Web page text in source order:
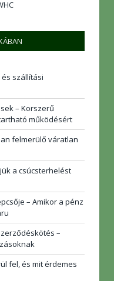
szállítási
– Korszerű
működésért
felmerülő váratlan
a csúcsterhelést
– Amikor a pénz
–
fel, és mit érdemes